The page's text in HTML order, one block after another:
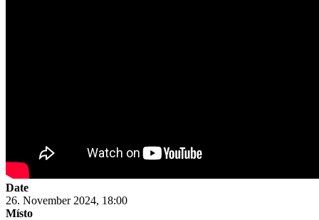
Date
26. November 2024, 18:00
Místo